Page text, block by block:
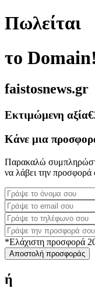
Πωλείται
το Domain!
faistosnews.gr
Εκτιμώμενη αξία
Κάνε μια
Παρακαλώ
να λάβει την προσφορά
*Ελάχιστη προσφορά
Αποστολή προσφοράς
ή